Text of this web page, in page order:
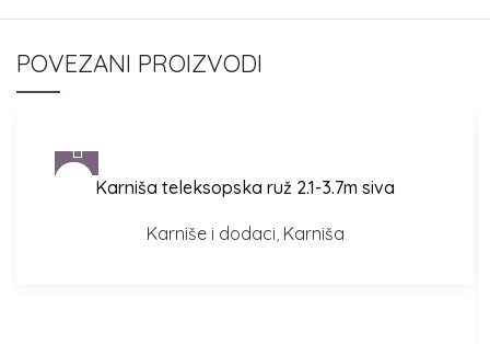
POVEZANI PROIZVODI
Karniša teleksopska ruž 2.1-3.7m siva
Karniše i dodaci, Karniša